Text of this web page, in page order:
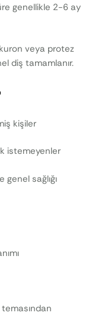
genellikle 2-6 ay
veya protez
diş tamamlanır.
kişiler
istemeyenler
genel sağlığı